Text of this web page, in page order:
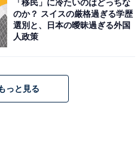
「移民」に冷たいのはどっちな
のか？ スイスの厳格過ぎる学歴
選別と、日本の曖昧過ぎる外国
人政策
っと見る